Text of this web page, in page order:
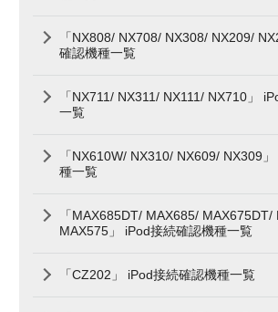
「NX808/ NX708/ NX308/ NX209/
確認機種一覧
「NX711/ NX311/ NX111/ NX710」
一覧
「NX610W/ NX310/ NX609/ NX309
種一覧
「MAX685DT/ MAX685/ MAX675DT/
MAX575」 iPod接続確認機種一覧
「CZ202」 iPod接続確認機種一覧